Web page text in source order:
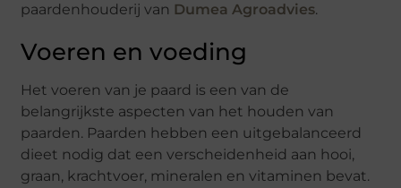
paardenhouderij van Dumea Agroadvies.
Voeren en voeding
Het voeren van je paard is een van de
belangrijkste aspecten van het houden van
paarden. Paarden hebben een uitgebalanceerd
dieet nodig dat een verscheidenheid aan hooi,
graan, krachtvoer, mineralen en vitaminen bevat.